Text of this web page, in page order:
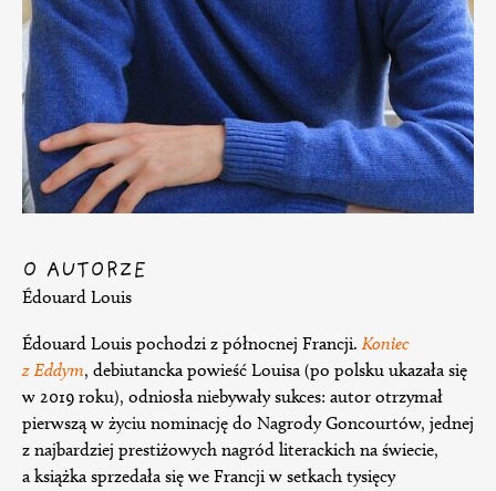
O AUTORZE
Édouard Louis
Édouard Louis pochodzi z północnej Francji. Koniec
z Eddym, debiutancka powieść Louisa (po polsku ukazała się
w 2019 roku), odniosła niebywały sukces: autor otrzymał
pierwszą w życiu nominację do Nagrody Goncourtów, jednej
z najbardziej prestiżowych nagród literackich na świecie,
a książka sprzedała się we Francji w setkach tysięcy